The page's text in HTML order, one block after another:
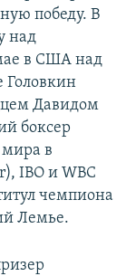
победу. В
над
в США над
Давидом
боксер
мира в
IBO и WBC
чемпиона
Лемье.